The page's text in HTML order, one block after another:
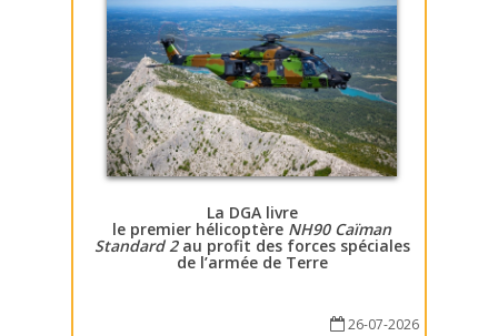
La DGA livre
le premier hélicoptère NH90 Caïman
Standard 2au profit des forces spéciales
de l’armée de Terre
26-07-2026